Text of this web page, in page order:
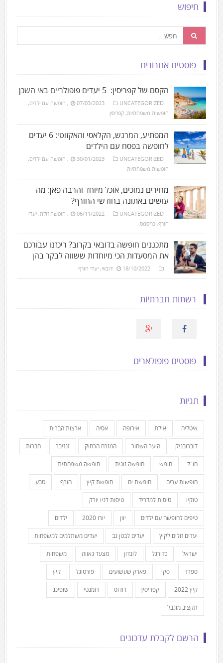
חיפוש
פוסטים אחרונים
הקסם של קפריסין: 5 יעדים פופולריים באי השכן
07/03/2023 UNCATEGORIZED
, חופשה עם ילדים,
חופשות משפחתיות, קפריסין
המפתיע, המרגש, הקלאסי והאקזוטי: 6 יעדים
לחופשה בפסח עם הילדים
30/01/2023 UNCATEGORIZED
, חופשה עם ילדים,
חופשות משפחתיות
מחירים נמוכים, אוכל מיוחד והרבה פאן: מה
עושים באתונה בחודשי החורף?
06/11/2022 UNCATEGORIZED
, חופשה זולה, יעדי
חורף, כריסמס
מתכננים חופשה בדובאי בקרוב? ריכזנו עבורכם
את המסעדות הכי מיוחדות ששווה לבקר בהן
18/10/2022 דובאי, יעדי חורף
רשתות חברתיות
פוסטים פופולארים
תגיות
איטליה אילת אירופה אסיה ארצות הברית
דוברובניק היער השחור המזרח הרחוק זנזיבר חברות
חו"ל חופש חופשה זוגית חופשה משפחתית
חופשות ערים חופשת ים חופשת קיץ חורף טבע
טוקיו טיסות למדריד טיסות לניו יורק
טיפים לחופשה עם ילדים יוון יורו 2020 ילדים
יעדים זולים לקיץ יעדים לבטן גב יעדים משתלמים למשפחות
ישראל כדורגל לונדון מצעד גאווה משפחות
ספרד סקי פארק שעשועים פורטוגל קיץ
קיץ 2022 קפריסין רודוס רומנטי שופינג
תקציב מוגבל
הרשם לקבלת עדכונים